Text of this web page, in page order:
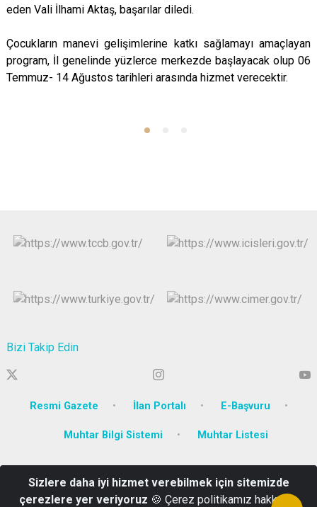
eden Vali İlhami Aktaş, başarılar diledi.
Çocukların manevi gelişimlerine katkı sağlamayı amaçlayan
program, İl genelinde yüzlerce merkezde başlayacak olup 06
Temmuz- 14 Ağustos tarihleri arasında hizmet verecektir.
Bizi Takip Edin
Resmi Gazete İlan Portalı E-Başvuru
Muhtar Bilgi Sistemi Muhtar Listesi
KOCAELİ
Sizlere daha iyi hizmet verebilmek için sitemizde
çerezlere yer veriyoruz 🍪 Çerez politikamız hakkında